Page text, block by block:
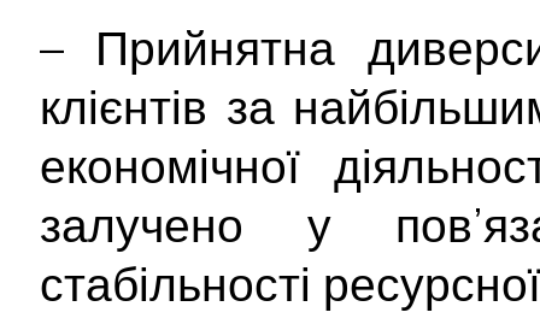
– Прийнятна
клієнтів за
економічної
залучено у
стабільності